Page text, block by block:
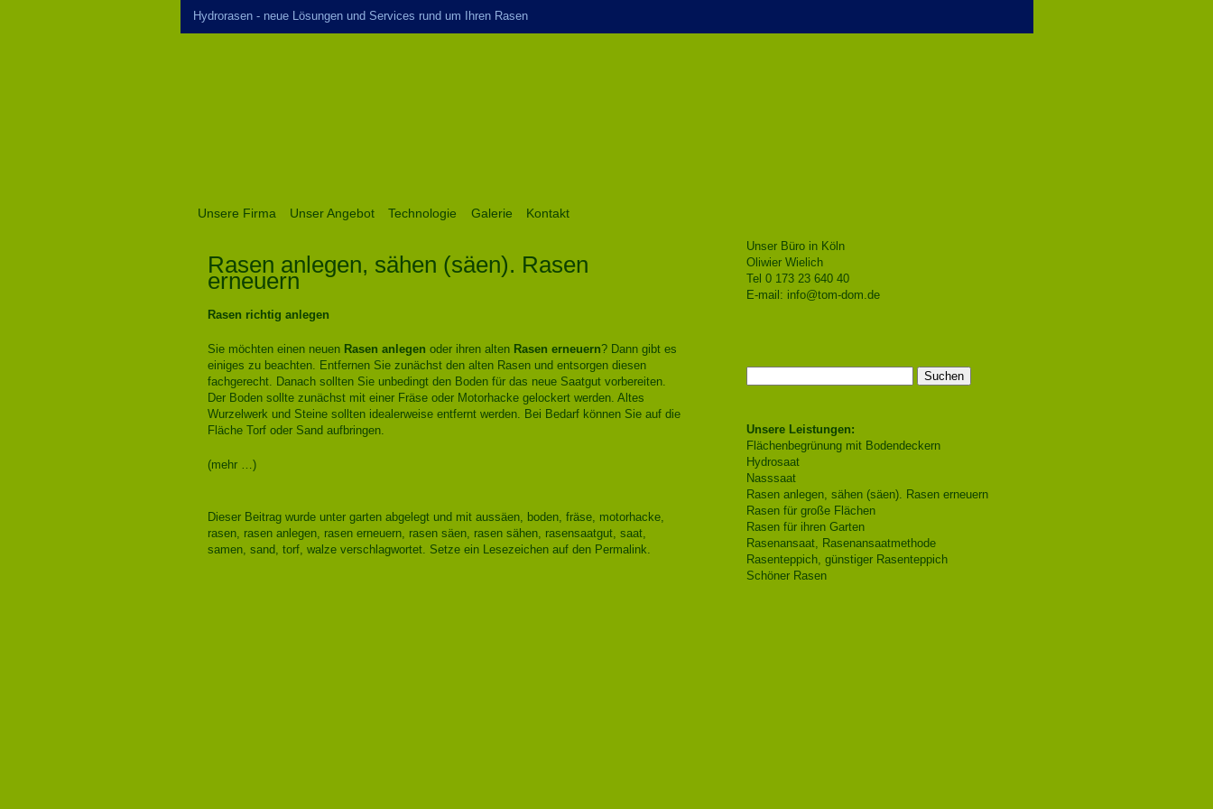
Hydrorasen - neue Lösungen und Services rund um Ihren Rasen
Unsere Firma Unser Angebot Technologie Galerie Kontakt
Rasen anlegen, sähen (säen). Rasen
erneuern
Rasen richtig anlegen
Sie möchten einen neuen Rasen anlegen oder ihren alten Rasen erneuern? Dann gibt es
einiges zu beachten. Entfernen Sie zunächst den alten Rasen und entsorgen diesen
fachgerecht. Danach sollten Sie unbedingt den Boden für das neue Saatgut vorbereiten.
Der Boden sollte zunächst mit einer Fräse oder Motorhacke gelockert werden. Altes
Wurzelwerk und Steine sollten idealerweise entfernt werden. Bei Bedarf können Sie auf die
Fläche Torf oder Sand aufbringen.
(mehr …)
Dieser Beitrag wurde unter gartenabgelegt und mit aussäen, boden, fräse, motorhacke,
rasen, rasen anlegen, rasen erneuern, rasen säen, rasen sähen, rasensaatgut, saat,
samen, sand, torf, walzeverschlagwortet. Setze ein Lesezeichen auf den Permalink.
Unser Büro in Köln
Oliwier Wielich
Tel 0 173 23 640 40
E-mail: info@tom-dom.de
nach:
Unsere Leistungen:
Flächenbegrünung mit Bodendeckern
Hydrosaat
Nasssaat
Rasen anlegen, sähen (säen). Rasen erneuern
Rasen für große Flächen
Rasen für ihren Garten
Rasenansaat, Rasenansaatmethode
Rasenteppich, günstiger Rasenteppich
Schöner Rasen